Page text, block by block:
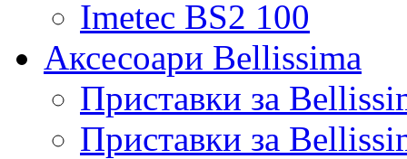
Imetec BS2 100
Аксесоари Bellissima
Приставки за
Приставки за